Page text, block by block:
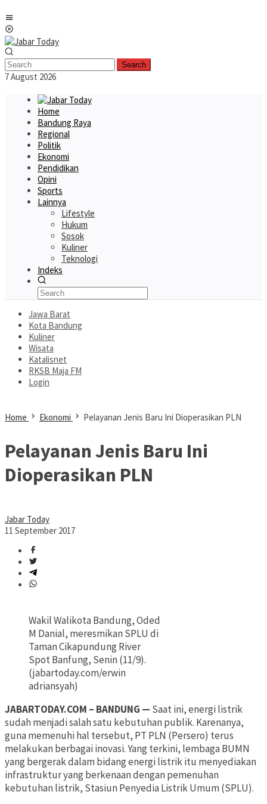
to
content
Search
7 August 2026
Home
Bandung Raya
Regional
Politik
Ekonomi
Pendidikan
Opini
Sports
Lainnya
Lifestyle
Hukum
Sosok
Kuliner
Teknologi
Indeks
Jawa Barat
Kota Bandung
Kuliner
Wisata
Katalisnet
RKSB Maja FM
Login
Home Ekonomi Pelayanan Jenis Baru Ini Dioperasikan PLN
Pelayanan Jenis Baru Ini
Dioperasikan PLN
Jabar Today
11 September 2017
Wakil Walikota Bandung, Oded
M Danial, meresmikan SPLU di
Taman Cikapundung River
Spot Banfung, Senin (11/9).
(jabartoday.com/erwin
adriansyah)
JABARTODAY.COM – BANDUNG — Saat ini, energi listrik
sudah menjadi salah satu kebutuhan publik. Karenanya,
guna memenuhi hal tersebut, PT PLN (Persero) terus
melakukan berbagai inovasi. Yang terkini, lembaga BUMN
yang bergerak dalam bidang energi listrik itu menyediakan
infrastruktur yang berkenaan dengan pemenuhan
kebutuhan listrik, Stasiun Penyedia Listrik Umum (SPLU).